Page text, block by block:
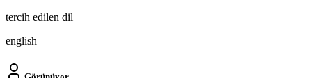
tercih edilen dil
english